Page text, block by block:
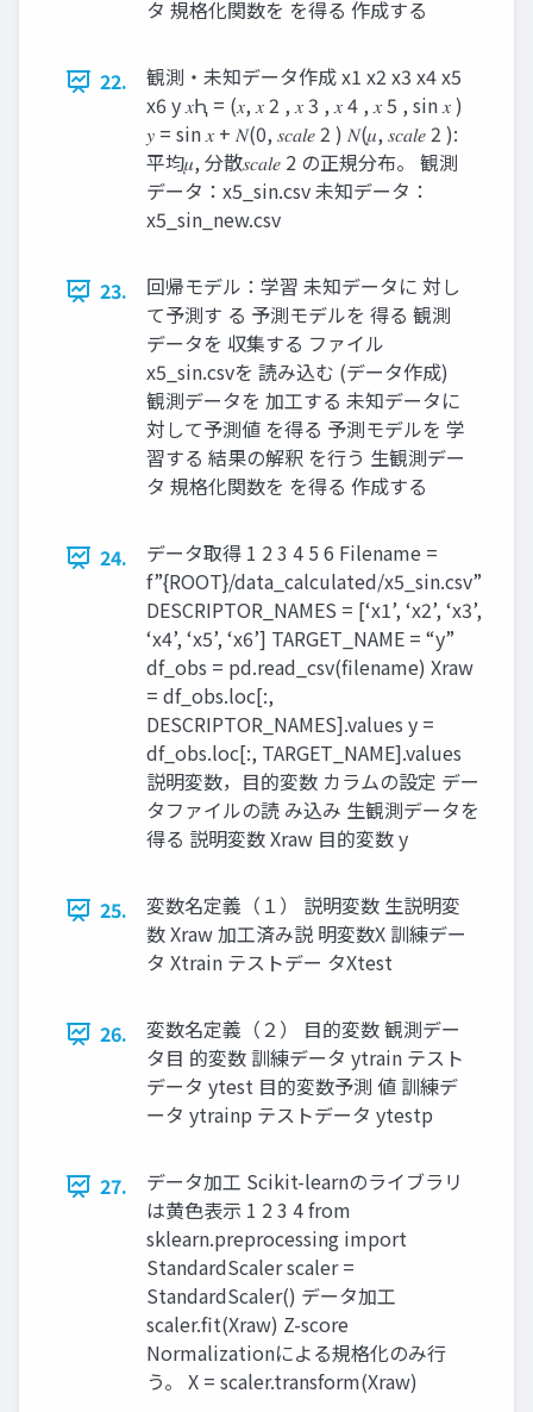
タ 規格化関数を を得る 作成する
22.
観測・未知データ作成 x1 x2 x3 x4 x5
x6 y 𝑥Ԧ = (𝑥, 𝑥 2 , 𝑥 3 , 𝑥 4 , 𝑥 5 , sin 𝑥 )
𝑦 = sin 𝑥 + 𝑁(0, 𝑠𝑐𝑎𝑙𝑒 2 ) 𝑁(𝜇, 𝑠𝑐𝑎𝑙𝑒 2 ):
平均𝜇, 分散𝑠𝑐𝑎𝑙𝑒 2 の正規分布。 観測
データ：x5_sin.csv 未知データ：
x5_sin_new.csv
23.
回帰モデル：学習 未知データに 対し
て予測す る 予測モデルを 得る 観測
データを 収集する ファイル
x5_sin.csvを 読み込む (データ作成)
観測データを 加工する 未知データに
対して予測値 を得る 予測モデルを 学
習する 結果の解釈 を行う 生観測デー
タ 規格化関数を を得る 作成する
24.
データ取得 1 2 3 4 5 6 Filename =
f”{ROOT}/data_calculated/x5_sin.csv”
DESCRIPTOR_NAMES = [‘x1’, ‘x2’, ‘x3’,
‘x4’, ‘x5’, ‘x6’] TARGET_NAME = “y”
df_obs = pd.read_csv(filename) Xraw
= df_obs.loc[:,
DESCRIPTOR_NAMES].values y =
df_obs.loc[:, TARGET_NAME].values
説明変数，目的変数 カラムの設定 デー
タファイルの読 み込み 生観測データを
得る 説明変数 Xraw 目的変数 y
25.
変数名定義（１） 説明変数 生説明変
数 Xraw 加工済み説 明変数X 訓練デー
タ Xtrain テストデー タXtest
26.
変数名定義（２） 目的変数 観測デー
タ目 的変数 訓練データ ytrain テスト
データ ytest 目的変数予測 値 訓練デ
ータ ytrainp テストデータ ytestp
27.
データ加工 Scikit-learnのライブラリ
は黄色表示 1 2 3 4 from
sklearn.preprocessing import
StandardScaler scaler =
StandardScaler() データ加工
scaler.fit(Xraw) Z-score
Normalizationによる規格化のみ行
う。 X = scaler.transform(Xraw)